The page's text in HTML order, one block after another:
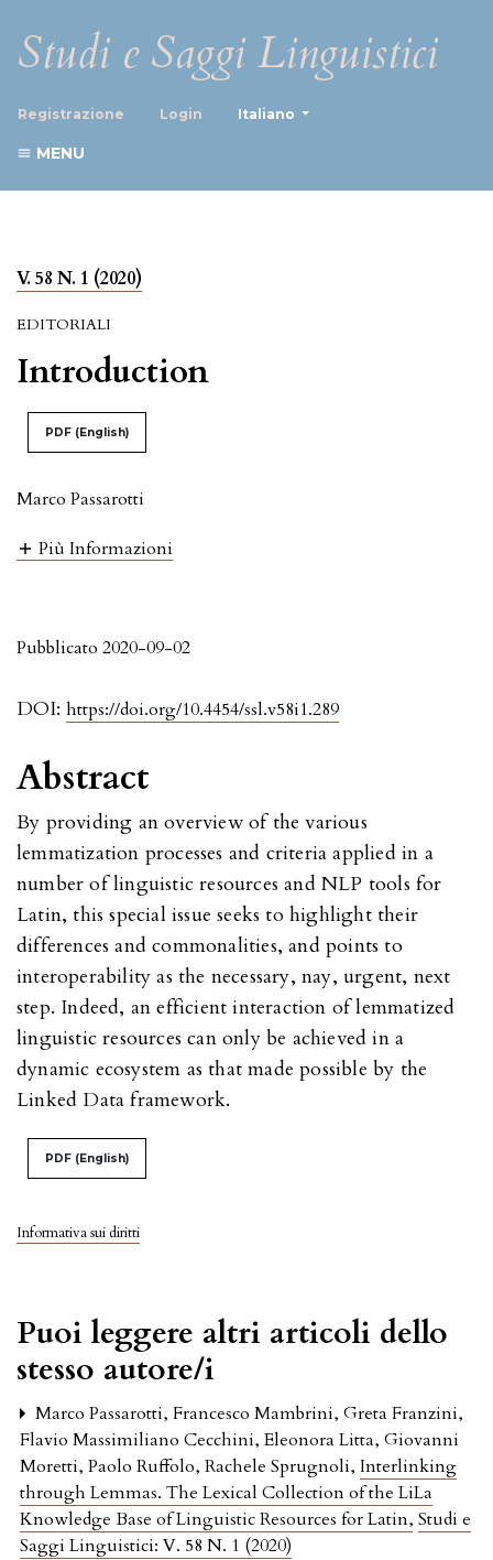
Studi e Saggi Linguistici
Registrazione Login Italiano
MENU
V. 58 N. 1 (2020)
EDITORIALI
Introduction
PDF (English)
Marco Passarotti
Più Informazioni
DOI: https://doi.org/10.4454/ssl.v58i1.289
Pubblicato 2020-09-02
Informativa sui diritti
Abstract
By providing an overview of the various
lemmatization processes and criteria applied in a
number of linguistic resources and NLP tools for
Latin, this special issue seeks to highlight their
differences and commonalities, and points to
interoperability as the necessary, nay, urgent, next
step. Indeed, an efficient interaction of lemmatized
linguistic resources can only be achieved in a
dynamic ecosystem as that made possible by the
Linked Data framework.
PDF (English)
Puoi leggere altri articoli dello
stesso autore/i
Marco Passarotti, Francesco Mambrini, Greta Franzini,
Flavio Massimiliano Cecchini, Eleonora Litta, Giovanni
Moretti, Paolo Ruffolo, Rachele Sprugnoli, Interlinking
through Lemmas. The Lexical Collection of the LiLa
Knowledge Base of Linguistic Resources for Latin, Studi e
Saggi Linguistici: V. 58 N. 1 (2020)